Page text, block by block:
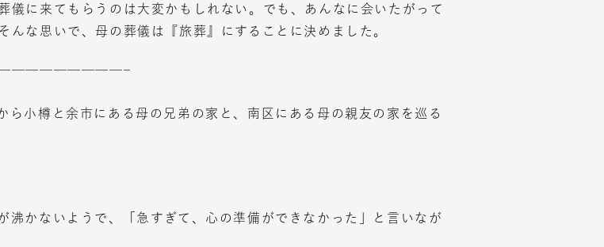
儀に来てもらうのは大変かもしれない。でも、あんなに会いたがって
な思いで、母の葬儀は『旅葬』にすることに決めました。
小樽と余市にある母の兄弟の家と、南区にある母の親友の家を巡る
かないようで、「急すぎて、心の準備ができなかった」と言いなが